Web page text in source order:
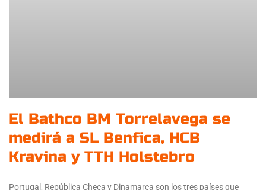
El Bathco BM Torrelavega se
medirá a SL Benfica, HCB
Kravina y TTH Holstebro
Portugal, República Checa y Dinamarca son los tres países que